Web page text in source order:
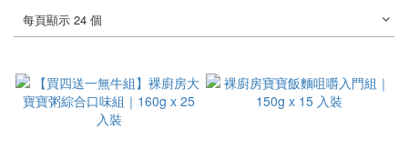
每頁顯示 24 個